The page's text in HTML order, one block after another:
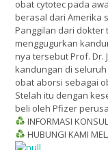
obat cytotec pada
berasal dari Amerika
Panggilan dari dokter
menggugurkan
nya tersebut Prof. Dr.
kandungan di
obat aborsi sebagai
Stelah itu dengan
beli oleh Pfizer
INFORMASI
HUBUNGI KAMI